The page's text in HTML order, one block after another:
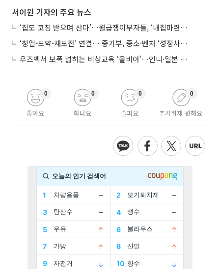
서이원 기자의 주요 뉴스
‘집도 코칭 받으며 산다’…월급쟁이부자들, ‘내집마련’ 신청 증가세
‘창업-도약-재도전’ 연결… 중기부, 중소·벤처 ‘성장사다리’ 짓는다
우즈벡서 보폭 넓히는 비상교육 ‘올비아’…인니·일본 진출 타진
좋아요
0
화나요
0
슬퍼요
0
추가취재 원해요
0